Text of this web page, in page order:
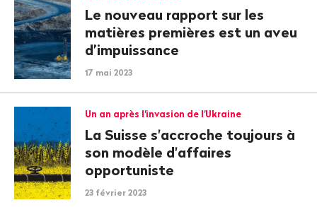
Le nouveau rapport sur les
matières premières est un aveu
d’impuissance
17 mai 2023
Un an après l'invasion de l'Ukraine
La Suisse s'accroche toujours à
son modèle d'affaires
opportuniste
23 février 2023